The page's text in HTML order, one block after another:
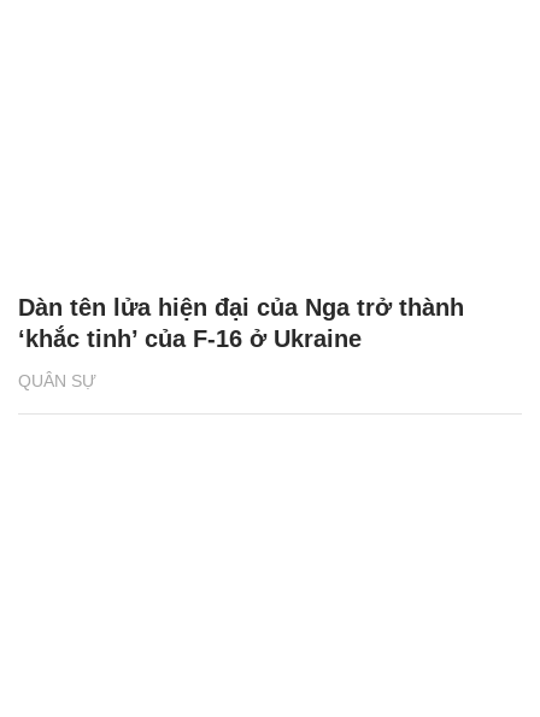
QUÂN SỰ
Dàn tên lửa hiện đại của Nga trở thành
‘khắc tinh’ của F-16 ở Ukraine